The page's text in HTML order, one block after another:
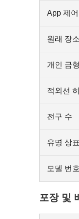
App 제어
원래 장소
개인 금형
적외선
전구 수
유명 상표
모델 번호
포장 및